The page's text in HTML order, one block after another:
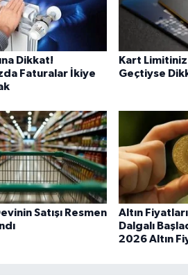
Dikkat!
Faturalar İkiye
Kart
Geçtiyse
Satışı Resmen
Altın
Dalgalı
2026 Altın